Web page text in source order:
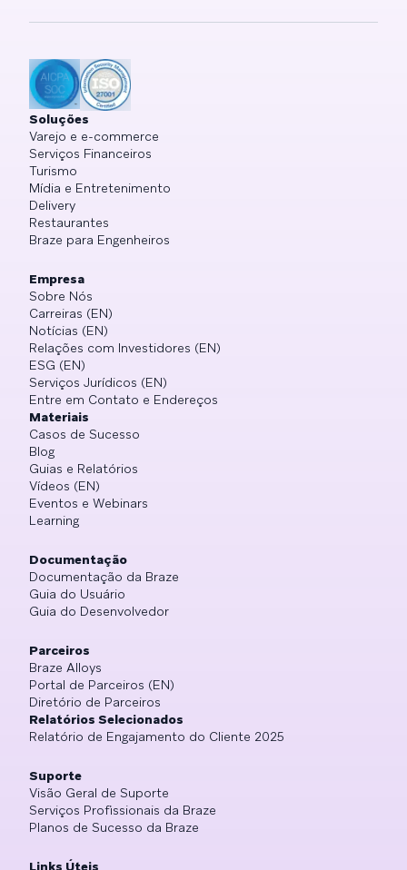
Soluções
Varejo e e-commerce
Serviços Financeiros
Turismo
Mídia e Entretenimento
Delivery
Restaurantes
Braze para Engenheiros
Empresa
Sobre Nós
Carreiras (EN)
Notícias (EN)
Relações com Investidores (EN)
ESG (EN)
Serviços Jurídicos (EN)
Entre em Contato e Endereços
Materiais
Casos de Sucesso
Blog
Guias e Relatórios
Vídeos (EN)
Eventos e Webinars
Learning
Documentação
Documentação da Braze
Guia do Usuário
Guia do Desenvolvedor
Parceiros
Braze Alloys
Portal de Parceiros (EN)
Diretório de Parceiros
Relatórios Selecionados
Relatório de Engajamento do Cliente 2025
Suporte
Visão Geral de Suporte
Serviços Profissionais da Braze
Planos de Sucesso da Braze
Links Úteis